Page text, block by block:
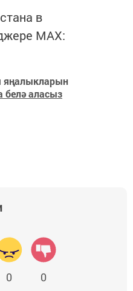
в
MАХ:
яңалыкларын
белә аласыз
0 0